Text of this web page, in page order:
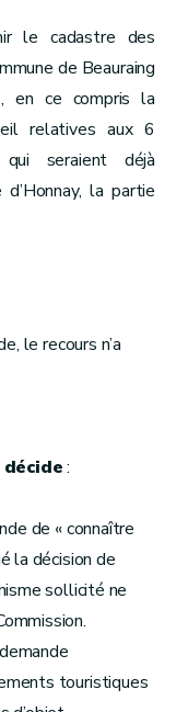
le cadastre des
de Beauraing
en ce compris la
relatives aux 6
qui seraient déjà
la partie
le recours n’a
:
de « connaître
la décision de
sollicité ne
touristiques